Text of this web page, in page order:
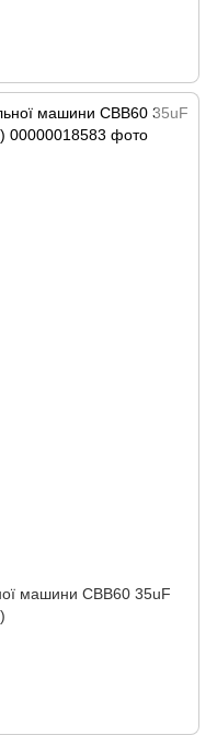
машини CBB60 35uF